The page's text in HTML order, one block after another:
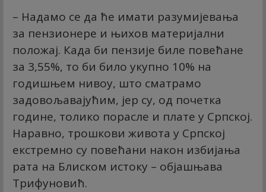
– Надамо се да ће имати разумијевања
за пензионере и њихов материјални
положај. Када би пензије биле повећане
за 3,55%, то би било укупно 10% на
годишњем нивоу, што сматрамо
задовољавајућим, јер су, од почетка
године, толико порасле и плате у Српској.
Наравно, трошкови живота у Српској
екстремно су повећани након избијања
рата на Блиском истоку – објашњава
Трифуновић.